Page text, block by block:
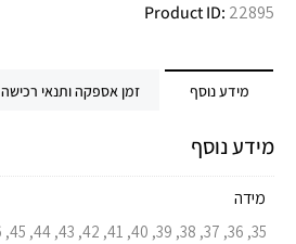
Product ID: 22895
מידע נוסף זמן אספקה ותנאי רכישה
מידע נוסף
מידה
35, 36, 37, 38, 39, 40, 41, 42, 43, 44, 45, 46, 47, 48, 49